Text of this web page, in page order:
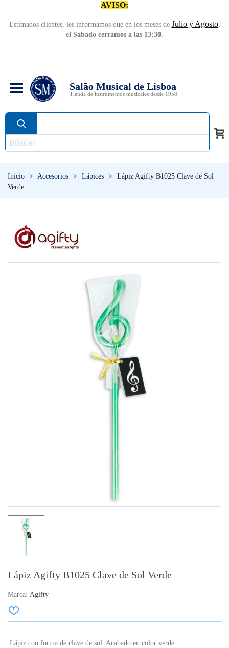
AVISO:
Estimados clientes, les informamos que en los meses de Julio y Agosto,
el Sabado cerramos a las 13:30.
Salão Musical de Lisboa
Tienda de instrumentos musicales desde 1958
Inicio > Accesorios > Lápices >
Lápiz Agifty B1025 Clave de Sol
Verde
Lápiz Agifty B1025 Clave de Sol Verde
Marca: Agifty
Lápiz con forma de clave de sol. Acabado en color verde.